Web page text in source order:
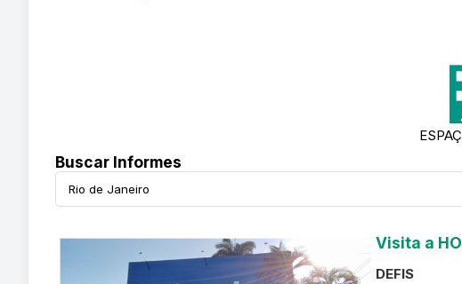
Buscar Informes
Visita a
DEFIS